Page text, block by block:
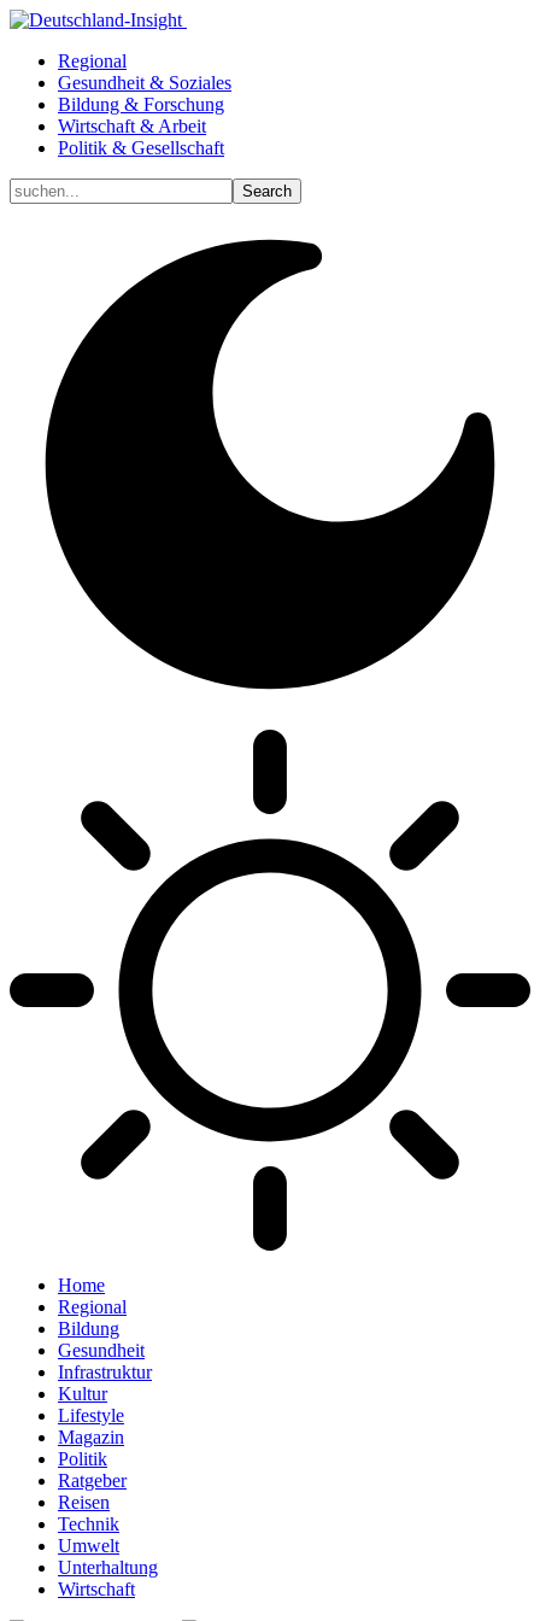
Regional
Gesundheit & Soziales
Bildung & Forschung
Wirtschaft & Arbeit
Politik & Gesellschaft
Home
Regional
Bildung
Gesundheit
Infrastruktur
Kultur
Lifestyle
Magazin
Politik
Ratgeber
Reisen
Technik
Umwelt
Unterhaltung
Wirtschaft